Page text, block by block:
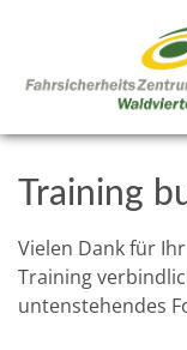
Training
Vielen Dank für
Training
untenstehendes